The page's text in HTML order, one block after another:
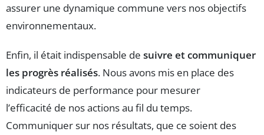
assurer une dynamique commune vers nos objectifs
environnementaux.
Enfin, il était indispensable de suivre et communiquer
les progrès réalisés. Nous avons mis en place des
indicateurs de performance pour mesurer
l’efficacité de nos actions au fil du temps.
Communiquer sur nos résultats, que ce soient des